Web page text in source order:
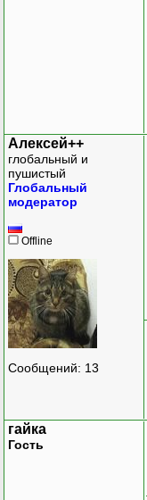
Алексей++
глобальный и
пушистый
Глобальный
модератор
Offline
Сообщений: 13
гайка
Гость